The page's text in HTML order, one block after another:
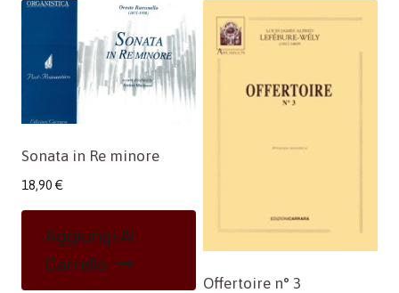
Sonata in Re minore
18,90 €
Aggiungi Al
Carrello
Offertoire n° 3